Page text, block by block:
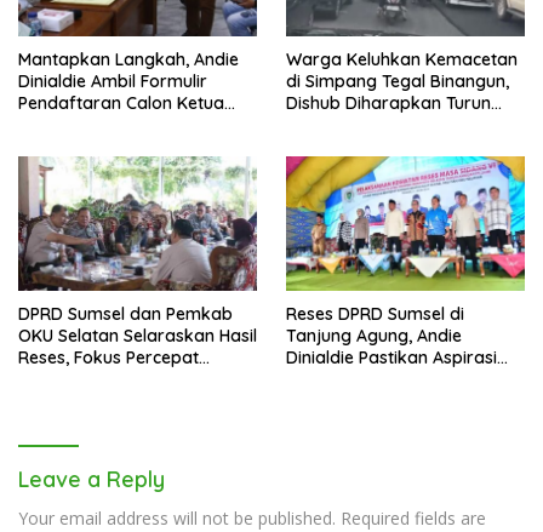
Mantapkan Langkah, Andie
Dinialdie Ambil Formulir
Pendaftaran Calon Ketua
Warga Keluhkan Kemacetan
di Simpang Tegal Binangun,
Dishub Diharapkan Turun
DPRD Sumsel dan Pemkab
OKU Selatan Selaraskan Hasil
Reses, Fokus Percepat
Reses DPRD Sumsel di
Tanjung Agung, Andie
Dinialdie Pastikan Aspirasi
Leave a Reply
Your email address will not be published. Required fields are